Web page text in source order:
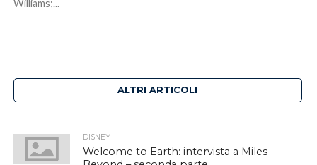
Williams;...
ALTRI ARTICOLI
DISNEY+
Welcome to Earth: intervista a Miles